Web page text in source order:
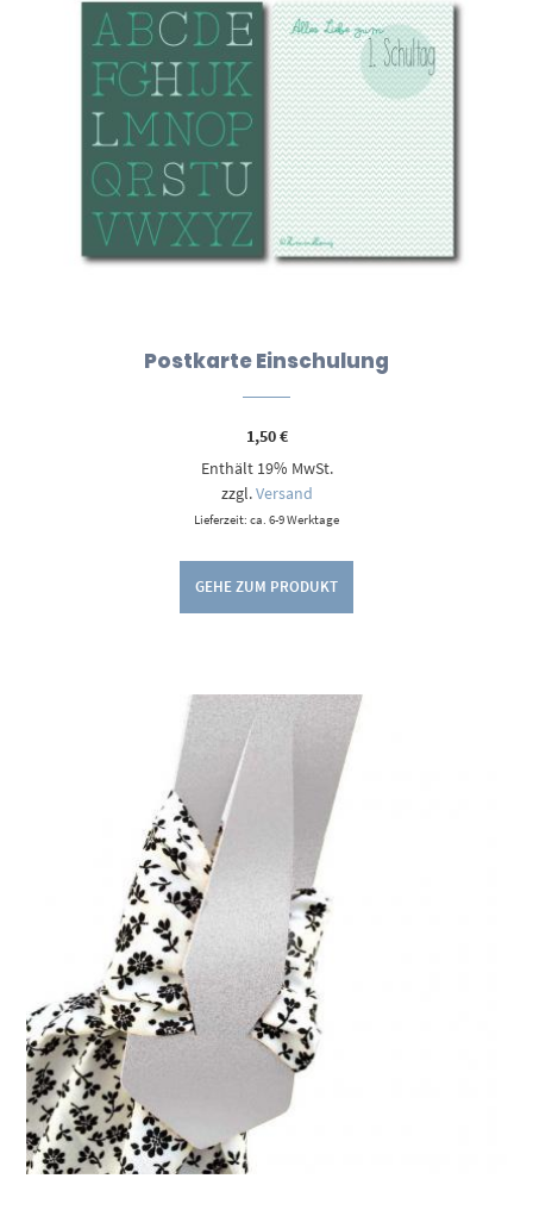
Postkarte Einschulung
1,50€
Enthält 19% MwSt.
zzgl.Versand
Lieferzeit: ca. 6-9 Werktage
GEHE ZUM PRODUKT